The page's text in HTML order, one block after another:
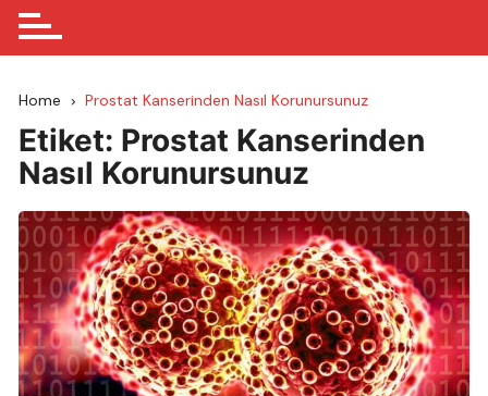
Home Prostat Kanserinden Nasıl Korunursunuz
Etiket: Prostat Kanserinden
Nasıl Korunursunuz